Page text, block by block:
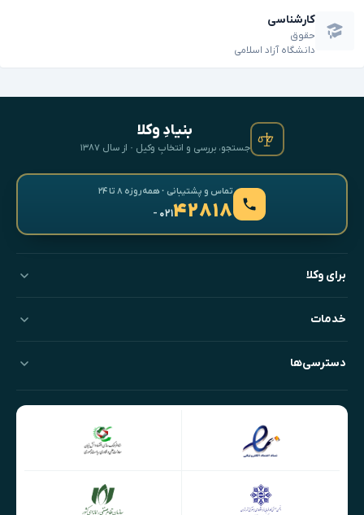
کارشناسی
حقوق
دانشگاه آزاد اسلامی
بنیادِ وکلا
جستجو، بررسی و انتخابِ وکیل · از سال ۱۳۸۷
تماس و پشتیبانی · همه‌روزه ۸ تا ۲۴
۴۲۸۱۸- ۰۲۱
برای وکلا
خدمات
دسترسی‌ها